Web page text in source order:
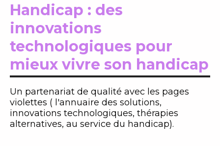
Handicap : des
innovations
technologiques pour
mieux vivre son handicap
Un partenariat de qualité avec les pages
violettes ( l'annuaire des solutions,
innovations technologiques, thérapies
alternatives, au service du handicap).